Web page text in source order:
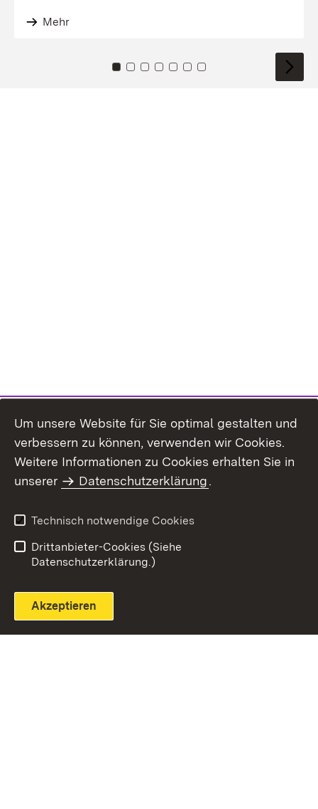
Mehr
Zu Kachel: 0
Zu Kachel: 1
Zu Kachel: 2
Zu Kachel: 3
Zu Kachel: 4
Zu Kachel: 5
Zu Kachel: 6
Themenübersicht
Um unsere Website für Sie optimal gestalten und
verbessern zu können, verwenden wir Cookies.
Weitere Informationen zu Cookies erhalten Sie in
unserer
Datenschutzerklärung.
Technisch notwendige Cookies
Drittanbieter-Cookies (Siehe
Datenschutzerklärung.)
Akzeptieren